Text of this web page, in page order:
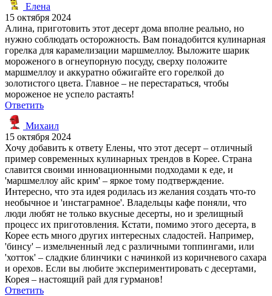
Елена
15 октября 2024
Алина, приготовить этот десерт дома вполне реально, но
нужно соблюдать осторожность. Вам понадобится кулинарная
горелка для карамелизации маршмеллоу. Выложите шарик
мороженого в огнеупорную посуду, сверху положите
маршмеллоу и аккуратно обжигайте его горелкой до
золотистого цвета. Главное – не перестараться, чтобы
мороженое не успело растаять!
Ответить
Михаил
15 октября 2024
Хочу добавить к ответу Елены, что этот десерт – отличный
пример современных кулинарных трендов в Корее. Страна
славится своими инновационными подходами к еде, и
'маршмеллоу айс крим' – яркое тому подтверждение.
Интересно, что эта идея родилась из желания создать что-то
необычное и 'инстаграмное'. Владельцы кафе поняли, что
люди любят не только вкусные десерты, но и зрелищный
процесс их приготовления. Кстати, помимо этого десерта, в
Корее есть много других интересных сладостей. Например,
'бинсу' – измельченный лед с различными топпингами, или
'хотток' – сладкие блинчики с начинкой из коричневого сахара
и орехов. Если вы любите экспериментировать с десертами,
Корея – настоящий рай для гурманов!
Ответить